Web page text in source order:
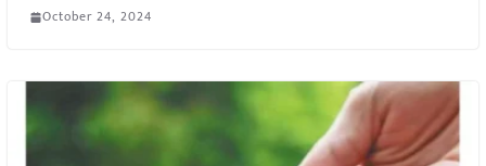
October 24, 2024